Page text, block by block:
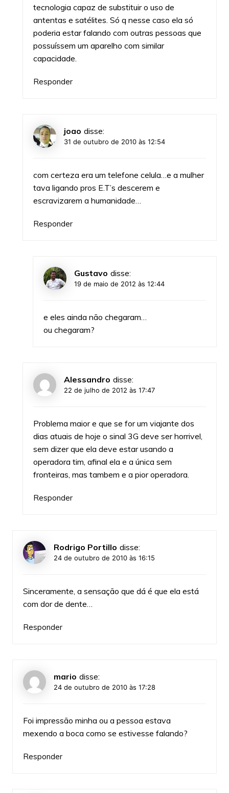
tecnologia capaz de substituir o uso de
antentas e satélites. Só q nesse caso ela só
poderia estar falando com outras pessoas que
possuíssem um aparelho com similar
capacidade.
Responder
joao disse:
31 de outubro de 2010 às 12:54
com certeza era um telefone celula…e a mulher
tava ligando pros E.T’s descerem e
escravizarem a humanidade…
Responder
Gustavo disse:
19 de maio de 2012 às 12:44
e eles ainda não chegaram…
ou chegaram?
Alessandro disse:
22 de julho de 2012 às 17:47
Problema maior e que se for um viajante dos
dias atuais de hoje o sinal 3G deve ser horrivel,
sem dizer que ela deve estar usando a
operadora tim, afinal ela e a única sem
fronteiras, mas tambem e a pior operadora.
Responder
Rodrigo Portillo disse:
24 de outubro de 2010 às 16:15
Sinceramente, a sensação que dá é que ela está
com dor de dente…
Responder
mario disse:
24 de outubro de 2010 às 17:28
Foi impressão minha ou a pessoa estava
mexendo a boca como se estivesse falando?
Responder